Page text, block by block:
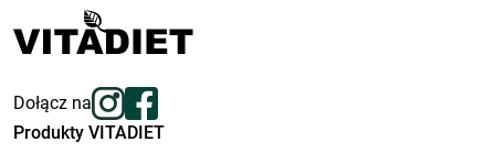
Dołącz na
Produkty VITADIET